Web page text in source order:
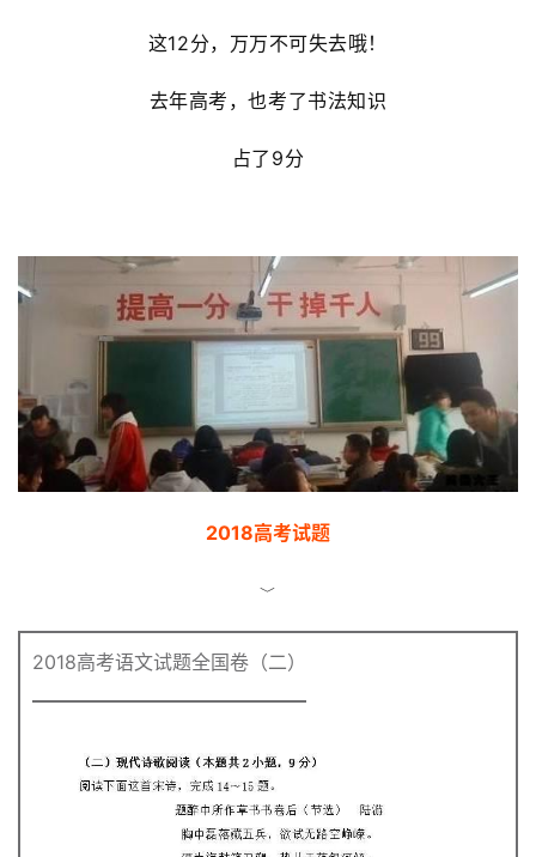
这12分， 万万不可失去哦！
去年高考，也考了书法知识
占了9分
2018高考试题
﹀
2018高考语文试题全国卷（二）